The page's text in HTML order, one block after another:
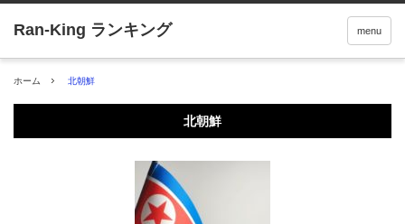
menu
ホーム 北朝鮮
北朝鮮